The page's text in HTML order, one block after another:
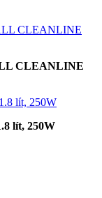
CLEANLINE
lít, 250W